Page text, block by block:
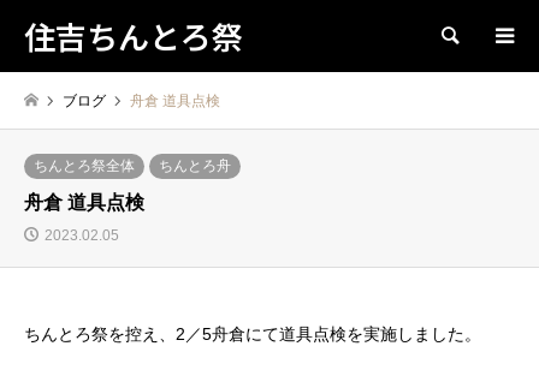
住吉ちんとろ祭 検索
ブログ 舟倉 道具点検
ちんとろ祭全体 ちんとろ舟
舟倉 道具点検
2023.02.05
ちんとろ祭を控え、2／5舟倉にて道具点検を実施しました。